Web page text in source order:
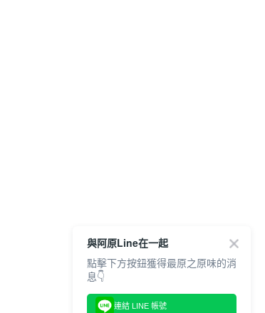
與阿原Line在一起
點擊下方按鈕獲得最原之原味的消
息👇
連結 LINE 帳號